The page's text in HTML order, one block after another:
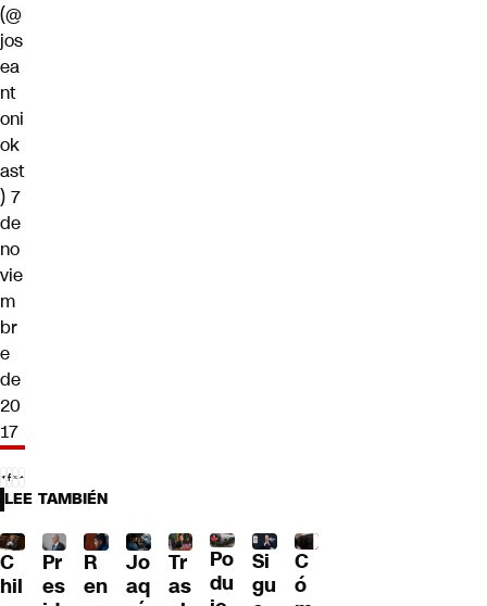
(@
jos
ea
nt
oni
ok
ast
) 7
de
no
vie
m
br
e
de
20
17
LEE TAMBIÉN
C
hil
Pr
es
R
en
Jo
aq
Tr
as
Po
du
Si
gu
C
ó